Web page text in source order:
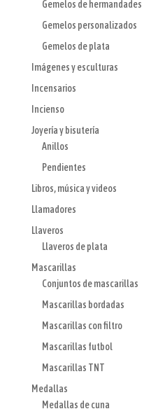
Gemelos de hermandades
Gemelos personalizados
Gemelos de plata
Imágenes y esculturas
Incensarios
Incienso
Joyería y bisutería
Anillos
Pendientes
Libros, música y videos
Llamadores
Llaveros
Llaveros de plata
Mascarillas
Conjuntos de mascarillas
Mascarillas bordadas
Mascarillas con filtro
Mascarillas futbol
Mascarillas TNT
Medallas
Medallas de cuna